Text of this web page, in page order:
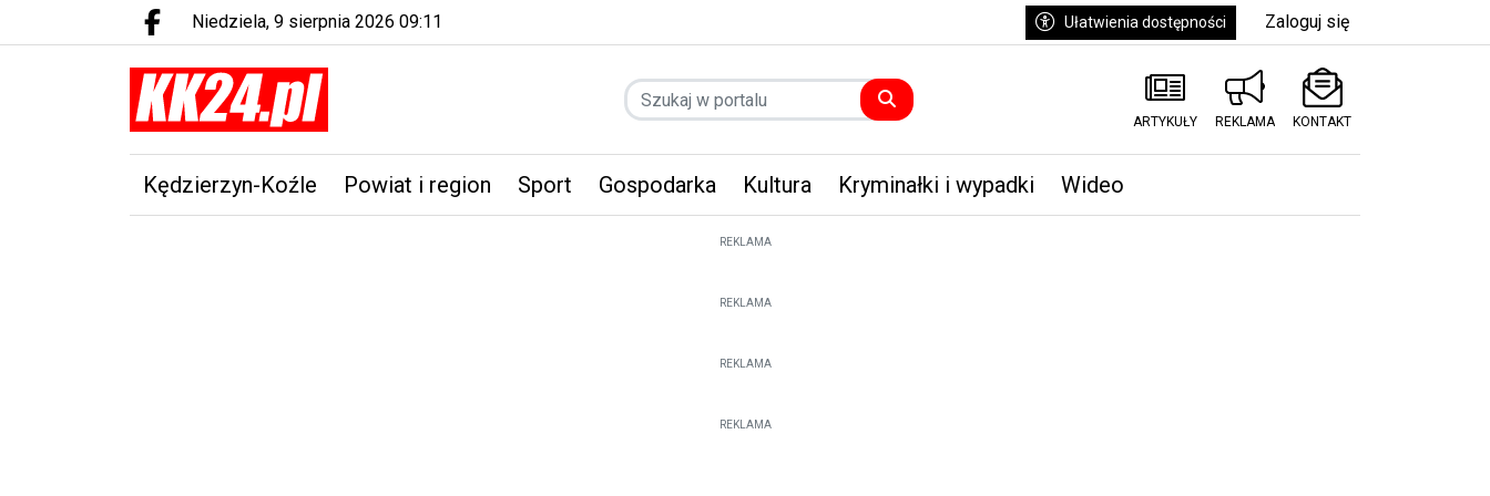
Facebook.com
niedziela, 9 sierpnia 2026 09:11 Ułatwienia dostępności Zaloguj się
ARTYKUŁY REKLAMA KONTAKT
Kędzierzyn-Koźle Powiat i region Sport Gospodarka Kultura Kryminałki i wypadki Wideo
REKLAMA
REKLAMA
REKLAMA
REKLAMA